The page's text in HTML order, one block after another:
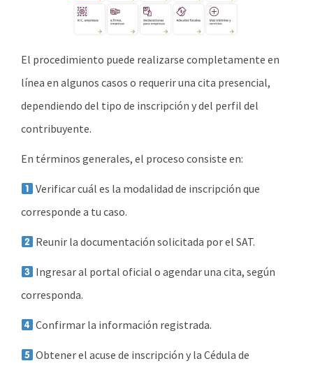
El procedimiento puede realizarse completamente en
línea en algunos casos o requerir una cita presencial,
dependiendo del tipo de inscripción y del perfil del
contribuyente.
En términos generales, el proceso consiste en:
Verificar cuál es la modalidad de inscripción que
corresponde a tu caso.
Reunir la documentación solicitada por el SAT.
Ingresar al portal oficial o agendar una cita, según
corresponda.
Confirmar la información registrada.
Obtener el acuse de inscripción y la Cédula de